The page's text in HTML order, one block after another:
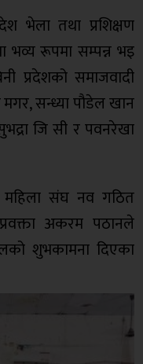
भेला तथा प्रशिक्षण
भव्य रूपमा सम्पन्न भइ
प्रदेशको समाजवादी
मगर, सन्ध्या पौडेल खान
जि सी र पवनरेखा
महिला संघ नव गठित
अकरम पठानले
शुभकामना दिएका